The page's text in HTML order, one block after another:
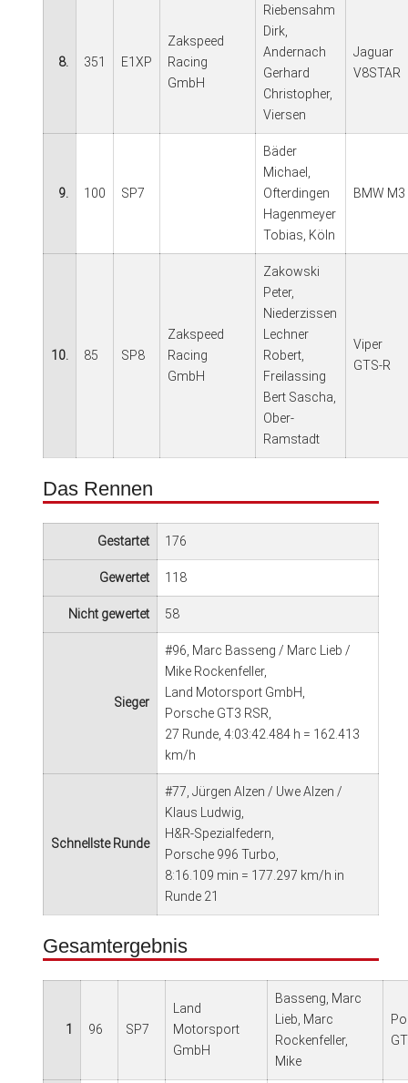
8. 351 E1XP
Zakspeed
Racing
GmbH
Riebensahm
Dirk,
Andernach
Gerhard
Christopher,
Viersen
Jaguar
V8STAR
9. 100 SP7
Bäder
Michael,
Ofterdingen
Hagenmeyer
Tobias, Köln
BMW M3
10. 85 SP8
Zakspeed
Racing
GmbH
Zakowski
Peter,
Niederzissen
Lechner
Robert,
Freilassing
Bert Sascha,
Ober-
Ramstadt
Viper
GTS-R
Das Rennen
Gestartet 176
Gewertet 118
Nicht gewertet 58
Sieger
#96, Marc Basseng / Marc Lieb /
Mike Rockenfeller,
Land Motorsport GmbH,
Porsche GT3 RSR,
27 Runde, 4:03:42.484 h = 162.413
km/h
Schnellste Runde
#77, Jürgen Alzen / Uwe Alzen /
Klaus Ludwig,
H&R-Spezialfedern,
Porsche 996 Turbo,
8:16.109 min = 177.297 km/h in
Runde 21
Gesamtergebnis
1 96 SP7
Land
Motorsport
GmbH
Basseng, Marc
Lieb, Marc
Rockenfeller,
Mike